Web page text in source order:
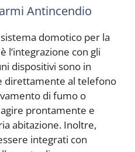
Antincendio
domotico per la
l’integrazione con gli
dispositivi sono in
direttamente al telefono
di fumo o
prontamente e
abitazione. Inoltre,
integrati con